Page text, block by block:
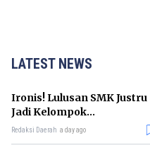
LATEST NEWS
Ironis! Lulusan SMK Justru
Jadi Kelompok
Pengangguran Terbanyak
Redaksi Daerah a day ago